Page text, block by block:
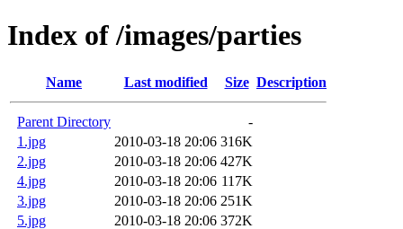
Index of /images/parties
Name Last modified Size Description
Parent Directory
-
1.jpg
2010-03-18 20:06 316K
2.jpg
2010-03-18 20:06 427K
4.jpg
2010-03-18 20:06 117K
3.jpg
2010-03-18 20:06 251K
5.jpg
2010-03-18 20:06 372K